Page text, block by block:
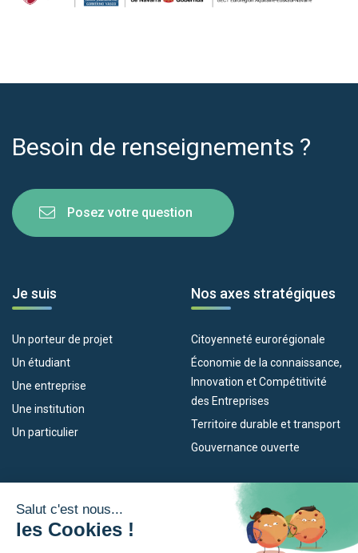
Besoin de renseignements ?
Posez votre question
Je suis
Un porteur de projet
Un étudiant
Une entreprise
Une institution
Un particulier
Nos axes stratégiques
Citoyenneté eurorégionale
Économie de la connaissance,
Innovation et Compétitivité
des Entreprises
Territoire durable et transport
Gouvernance ouverte
Empleo
L’Eurorégion
Qu’est-ce que l’Eurorégion ?